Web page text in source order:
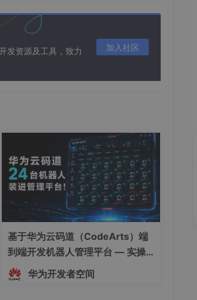
发资源及工具，致力
加入社区
基于华为云码道（CodeArts）端
到端开发机器人管理平台 — 实操
指导文档
华为开发者空间